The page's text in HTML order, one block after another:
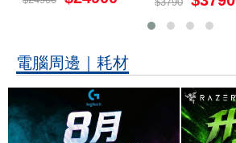
主機板
電腦周邊｜耗材